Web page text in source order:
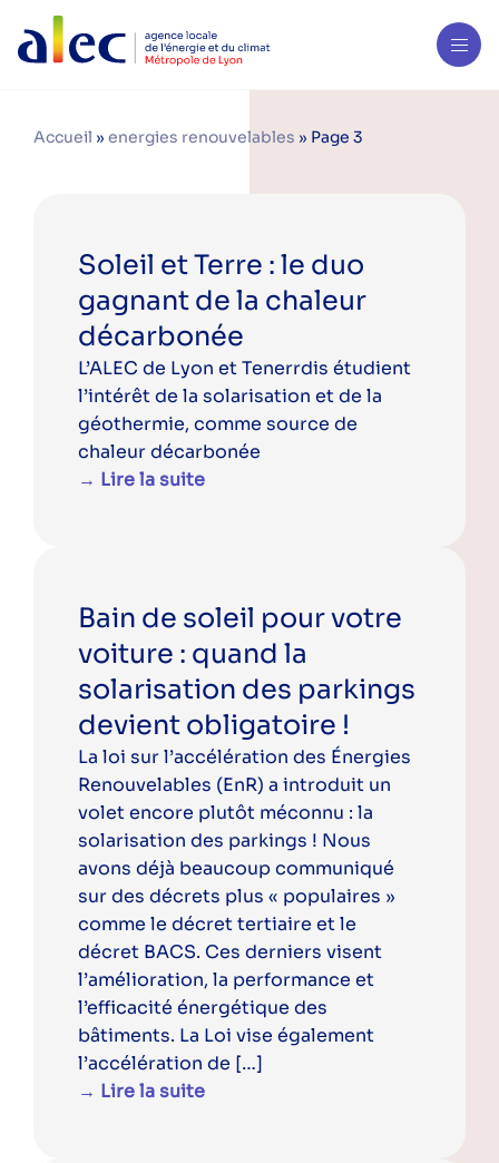
Accueil » energies renouvelables » Page 3
Soleil et Terre : le duo
gagnant de la chaleur
décarbonée
L’ALEC de Lyon et Tenerrdis étudient
l’intérêt de la solarisation et de la
géothermie, comme source de
chaleur décarbonée
→ Lire la suite
Bain de soleil pour votre
voiture : quand la
solarisation des parkings
devient obligatoire !
La loi sur l’accélération des Énergies
Renouvelables (EnR) a introduit un
volet encore plutôt méconnu : la
solarisation des parkings ! Nous
avons déjà beaucoup communiqué
sur des décrets plus « populaires »
comme le décret tertiaire et le
décret BACS. Ces derniers visent
l’amélioration, la performance et
l’efficacité énergétique des
bâtiments. La Loi vise également
l’accélération de […]
→ Lire la suite